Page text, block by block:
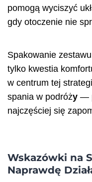
pomogą wyciszyć
gdy otoczenie nie
Spakowanie
tylko kwestia
w centrum tej
spania w podróży —
najczęściej się
Wskazówki na
Naprawdę